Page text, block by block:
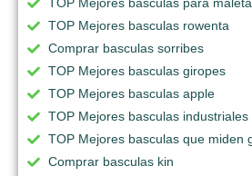
TOP Mejores basculas para
TOP Mejores basculas rowenta
Comprar basculas sorribes
TOP Mejores basculas giropes
TOP Mejores basculas apple
TOP Mejores basculas industriales
TOP Mejores basculas que miden
Comprar basculas kin